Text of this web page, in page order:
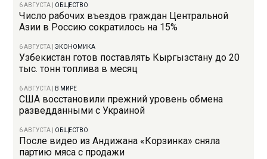
6 АВГУСТА ОБЩЕСТВО
Число рабочих въездов граждан Центральной
Азии в Россию сократилось на 15%
6 АВГУСТА |ЭКОНОМИКА
Узбекистан готов поставлять Кыргызстану до 20
тыс. тонн топлива в месяц
6 АВГУСТА В МИРЕ
США восстановили прежний уровень обмена
разведданными с Украиной
6 АВГУСТА ОБЩЕСТВО
После видео из Андижана «Корзинка» сняла
партию мяса с продажи